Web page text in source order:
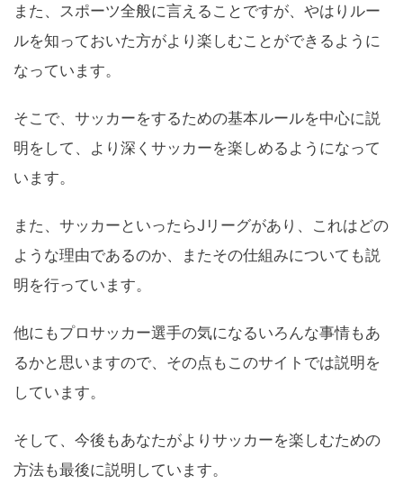
また、スポーツ全般に言えることですが、やはりルー
ルを知っておいた方がより楽しむことができるように
なっています。
そこで、サッカーをするための基本ルールを中心に説
明をして、より深くサッカーを楽しめるようになって
います。
また、サッカーといったらJリーグがあり、これはどの
ような理由であるのか、またその仕組みについても説
明を行っています。
他にもプロサッカー選手の気になるいろんな事情もあ
るかと思いますので、その点もこのサイトでは説明を
しています。
そして、今後もあなたがよりサッカーを楽しむための
方法も最後に説明しています。